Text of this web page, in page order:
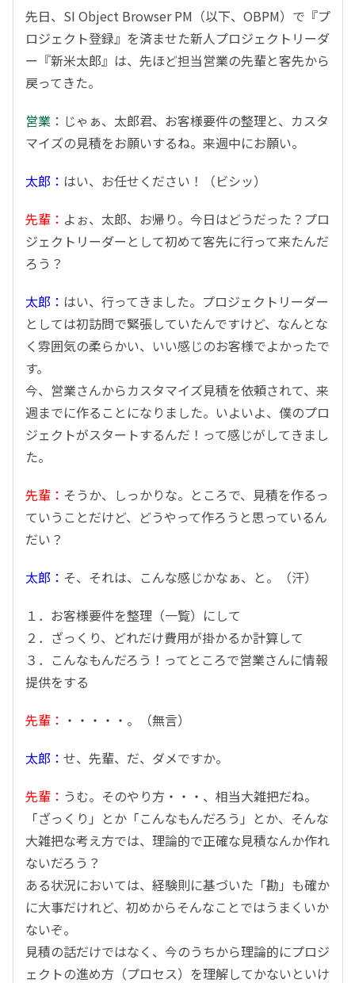
先日、SI Object Browser PM（以下、OBPM）で『プ
ロジェクト登録』を済ませた新人プロジェクトリーダ
ー『新米太郎』は、先ほど担当営業の先輩と客先から
戻ってきた。
営業： じゃぁ、太郎君、お客様要件の整理と、カスタ
マイズの見積をお願いするね。来週中にお願い。
太郎： はい、お任せください！（ビシッ）
先輩： よぉ、太郎、お帰り。今日はどうだった？プロ
ジェクトリーダーとして初めて客先に行って来たんだ
ろう？
太郎： はい、行ってきました。プロジェクトリーダー
としては初訪問で緊張していたんですけど、なんとな
く雰囲気の柔らかい、いい感じのお客様でよかったで
す。
今、営業さんからカスタマイズ見積を依頼されて、来
週までに作ることになりました。いよいよ、僕のプロ
ジェクトがスタートするんだ！って感じがしてきまし
た。
先輩： そうか、しっかりな。ところで、見積を作るっ
ていうことだけど、どうやって作ろうと思っているん
だい？
太郎： そ、それは、こんな感じかなぁ、と。（汗）
１．お客様要件を整理（一覧）にして
２．ざっくり、どれだけ費用が掛かるか計算して
３．こんなもんだろう！ってところで営業さんに情報
提供をする
先輩： ・・・・・。（無言）
太郎： せ、先輩、だ、ダメですか。
先輩： うむ。そのやり方・・・、相当大雑把だね。
「ざっくり」とか「こんなもんだろう」とか、そんな
大雑把な考え方では、理論的で正確な見積なんか作れ
ないだろう？
ある状況においては、経験則に基づいた「勘」も確か
に大事だけれど、初めからそんなことではうまくいか
ないぞ。
見積の話だけではなく、今のうちから理論的にプロジ
ェクトの進め方（プロセス）を理解してかないといけ